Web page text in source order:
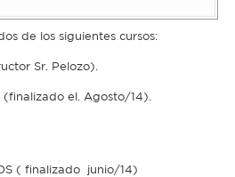
de los siguientes cursos:
Sr. Pelozo).
(finalizado el. Agosto/14).
( finalizado junio/14)